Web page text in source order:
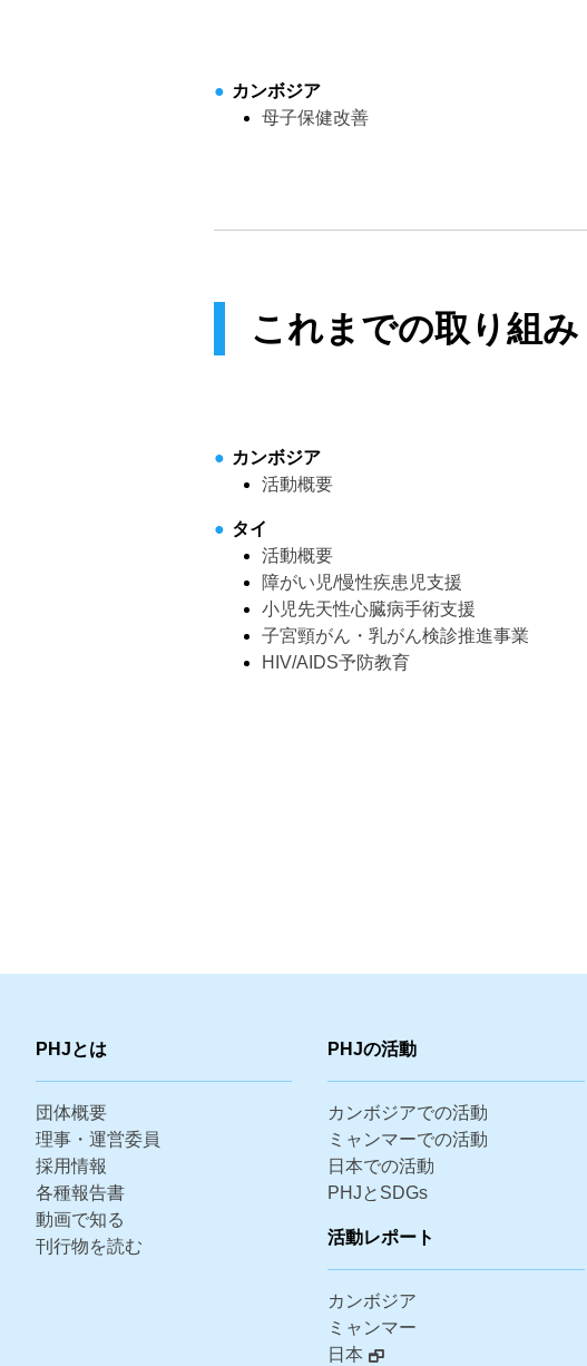
カンボジア
母子保健改善
これまでの取り組み
カンボジア
活動概要
タイ
活動概要
障がい児/慢性疾患児支援
小児先天性心臓病手術支援
子宮頸がん・乳がん検診推進事業
HIV/AIDS予防教育
PHJとは
団体概要
理事・運営委員
採用情報
各種報告書
動画で知る
刊行物を読む
PHJの活動
カンボジアでの活動
ミャンマーでの活動
日本での活動
PHJとSDGs
活動レポート
カンボジア
ミャンマー
日本